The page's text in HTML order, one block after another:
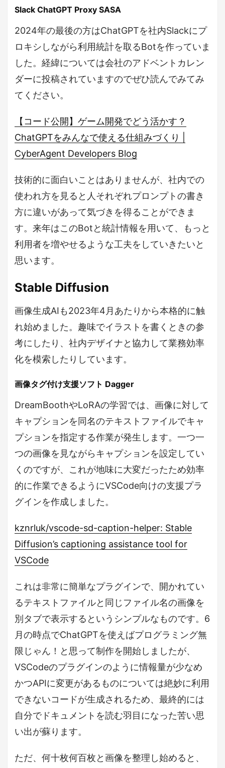
Slack ChatGPT Proxy SASA
2024年の最後の方はChatGPTを社内Slackにプ
ロキシしながら利用統計を取るBotを作っていま
した。経緯については会社のアドベントカレン
ダーに投稿されていますのでぜひ読んでみてみ
てください。
【コード公開】ゲーム開発でどう活かす？
ChatGPTをみんなで使える仕組みづくり |
CyberAgent Developers Blog
技術的に面白いことはありませんが、社内での
使われ方を見ると人それぞれプロンプトの書き
方に違いがあって気づきを得ることができま
す。来年はこのBotと統計情報を用いて、もっと
利用者を増やせるような工夫をしていきたいと
思います。
Stable Diffusion
画像生成AIも2023年4月あたりから本格的に触
れ始めました。趣味でイラストを書くときの参
考にしたり、社内デザイナと協力して業務効率
化を模索したりしています。
画像タグ付け支援ソフト Dagger
DreamBoothやLoRAの学習では、画像に対して
キャプションを同名のテキストファイルでキャ
プションを指定する作業が発生します。一つ一
つの画像を見ながらキャプションを設定してい
くのですが、これが地味に大変だったため効率
的に作業できるようにVSCode向けの支援プラ
グインを作成しました。
kznrluk/vscode-sd-caption-helper: Stable
Diffusion’s captioning assistance tool for
VSCode
これは非常に簡単なプラグインで、開かれてい
るテキストファイルと同じファイル名の画像を
別タブで表示するというシンプルなものです。6
月の時点でChatGPTを使えばプログラミング無
限じゃん！と思って制作を開始しましたが、
VSCodeのプラグインのように情報量が少なめ
かつAPIに変更があるものについては絶妙に利用
できないコードが生成されるため、最終的には
自分でドキュメントを読む羽目になった苦い思
い出が蘇ります。
ただ、何十枚何百枚と画像を整理し始めると、